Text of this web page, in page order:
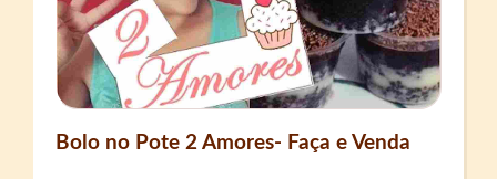
Bolo no Pote 2 Amores- Faça e Venda